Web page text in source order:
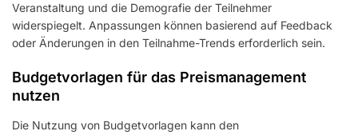
Veranstaltung und die Demografie der Teilnehmer
widerspiegelt. Anpassungen können basierend auf Feedback
oder Änderungen in den Teilnahme-Trends erforderlich sein.
Budgetvorlagen für das Preismanagement
nutzen
Die Nutzung von Budgetvorlagen kann den